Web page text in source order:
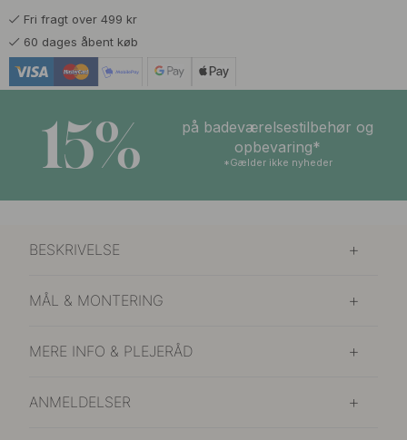
Forniklet
Poleret Messing 169 kr
Rustfrit Look
Fri fragt over 499 kr
60 dages åbent køb
15%
på badeværelsestilbehør og
opbevaring*
*Gælder ikke nyheder
BESKRIVELSE
MÅL & MONTERING
MERE INFO & PLEJERÅD
ANMELDELSER